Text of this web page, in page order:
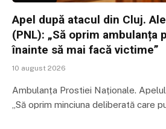
Apel după atacul din Cluj.
(PNL): „Să oprim ambulanța
înainte să mai facă victime”
10 august 2026
Ambulanța Prostiei Naționale.
„Să oprim minciuna deliberată care